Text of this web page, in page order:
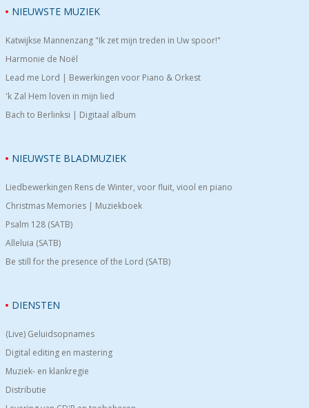
NIEUWSTE MUZIEK
Katwijkse Mannenzang "Ik zet mijn treden in Uw spoor!"
Harmonie de Noël
Lead me Lord | Bewerkingen voor Piano & Orkest
'k Zal Hem loven in mijn lied
Bach to Berlinksi | Digitaal album
NIEUWSTE BLADMUZIEK
Liedbewerkingen Rens de Winter, voor fluit, viool en piano
Christmas Memories | Muziekboek
Psalm 128 (SATB)
Alleluia (SATB)
Be still for the presence of the Lord (SATB)
DIENSTEN
(Live) Geluidsopnames
Digital editing en mastering
Muziek- en klankregie
Distributie